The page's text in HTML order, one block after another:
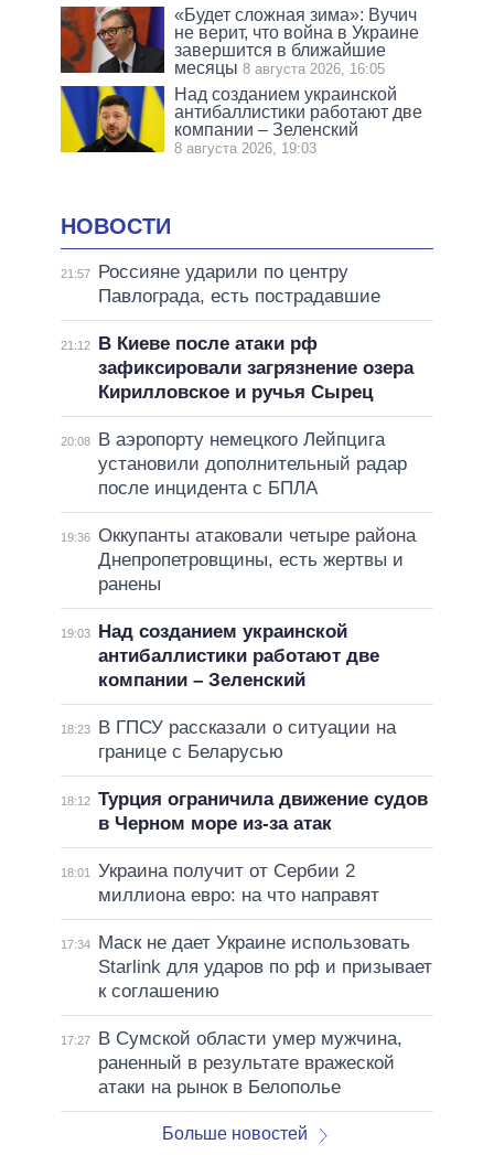
«Будет сложная зима»: Вучич
не верит, что война в Украине
завершится в ближайшие
месяцы 8 августа 2026, 16:05
Над созданием украинской
антибаллистики работают две
компании – Зеленский
8 августа 2026, 19:03
НОВОСТИ
21:57
Россияне ударили по центру
Павлограда, есть пострадавшие
21:12
В Киеве после атаки рф
зафиксировали загрязнение озера
Кирилловское и ручья Сырец
20:08
В аэропорту немецкого Лейпцига
установили дополнительный радар
после инцидента с БПЛА
19:36 Оккупанты атаковали четыре района
Днепропетровщины, есть жертвы и
ранены
19:03
Над созданием украинской
антибаллистики работают две
компании – Зеленский
18:23
В ГПСУ рассказали о ситуации на
границе с Беларусью
18:12 Турция ограничила движение судов
в Черном море из-за атак
18:01
Украина получит от Сербии 2
миллиона евро: на что направят
17:34
Маск не дает Украине использовать
Starlink для ударов по рф и призывает
к соглашению
17:27
В Сумской области умер мужчина,
раненный в результате вражеской
атаки на рынок в Белополье
Больше новостей